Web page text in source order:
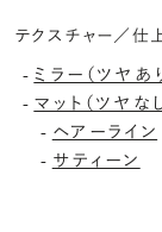
テクスチャー／仕
- ミラー（ツヤあ
- マット（ツヤな
- ヘアーライン
- サティーン